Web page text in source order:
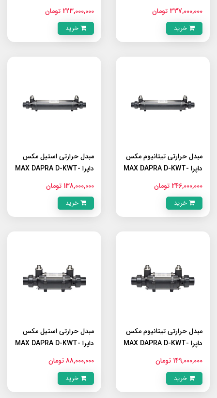
337,000,000 تومان
خرید
AISI 105
223,000,000 تومان
خرید
مبدل حرارتی تیتانیوم مکس
داپرا MAX DAPRA D-KWT-
246,000,000 تومان
خرید
مبدل حرارتی استیل مکس
داپرا MAX DAPRA D-KWT-
AISI 85
138,000,000 تومان
خرید
مبدل حرارتی تیتانیوم مکس
داپرا MAX DAPRA D-KWT-
149,000,000 تومان
خرید
مبدل حرارتی استیل مکس
داپرا MAX DAPRA D-KWT-
AISI 45
88,000,000 تومان
خرید